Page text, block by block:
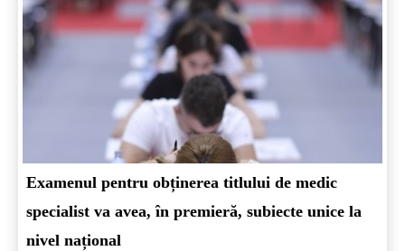
Examenul pentru obținerea titlului de medic
specialist va avea, în premieră, subiecte unice la
nivel național